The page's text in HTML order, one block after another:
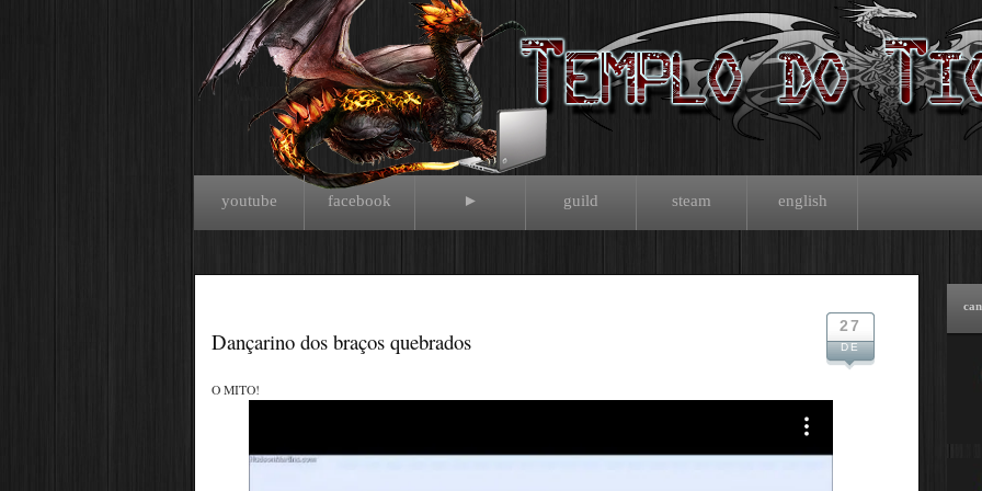
youtube facebook ► guild steam english
27
DE
Dançarino dos braços quebrados
O MITO!